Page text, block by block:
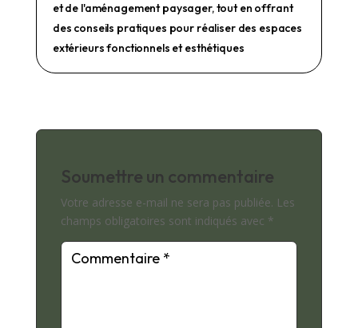
et de l'aménagement paysager, tout en offrant
des conseils pratiques pour réaliser des espaces
extérieurs fonctionnels et esthétiques
Soumettre un commentaire
Votre adresse e-mail ne sera pas publiée. Les
champs obligatoires sont indiqués avec *